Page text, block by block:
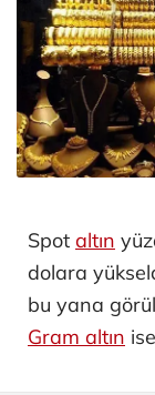
Spot altın
dolara
bu yana
Gram altın